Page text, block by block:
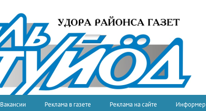
Вакансии Реклама в газете Реклама на сайте Информер